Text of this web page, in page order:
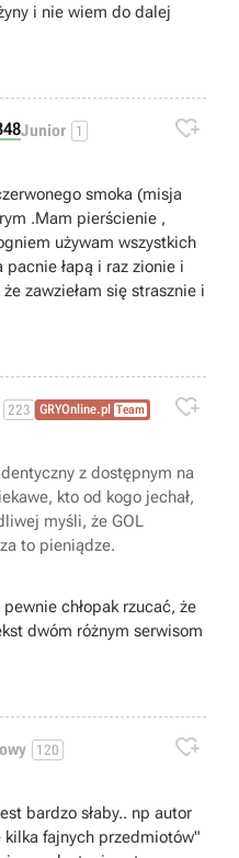
i nie wiem do dalej
Junior 1 
smoka (misja
.Mam pierścienie ,
używam wszystkich
łapą i raz zionie i
zawziełam się strasznie i
223 GRYOnline.pl Team 
z dostępnym na
kto od kogo jechał,
myśli, że GOL
to pieniądze.
chłopak rzucać, że
dwóm różnym serwisom
120 
bardzo słaby.. np autor
fajnych przedmiotów"